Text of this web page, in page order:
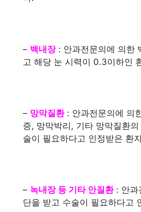
– 백내장: 안과전문의에 의한
고 해당 눈 시력이 0.3이하인
– 망막질환: 안과전문의에 의
증, 망막박리, 기타 망막질환
술이 필요하다고 인정받은 환
– 녹내장 등 기타 안질환: 안과
단을 받고 수술이 필요하다고